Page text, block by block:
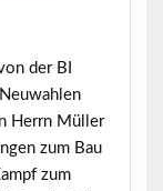
der BI
Herrn Müller
zum Bau
zum